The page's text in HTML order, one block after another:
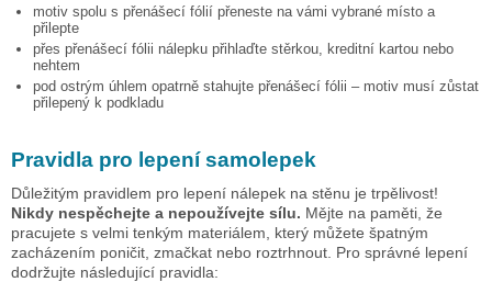
motiv spolu s přenášecí fólií přeneste na vámi vybrané místo a
přilepte
přes přenášecí fólii nálepku přihlaďte stěrkou, kreditní kartou nebo
nehtem
pod ostrým úhlem opatrně stahujte přenášecí fólii – motiv musí zůstat
přilepený k podkladu
Pravidla pro lepení samolepek
Důležitým pravidlem pro lepení nálepek na stěnu je trpělivost!
Nikdy nespěchejte a nepoužívejte sílu. Mějte na paměti, že
pracujete s velmi tenkým materiálem, který můžete špatným
zacházením poničit, zmačkat nebo roztrhnout. Pro správné lepení
dodržujte následující pravidla: